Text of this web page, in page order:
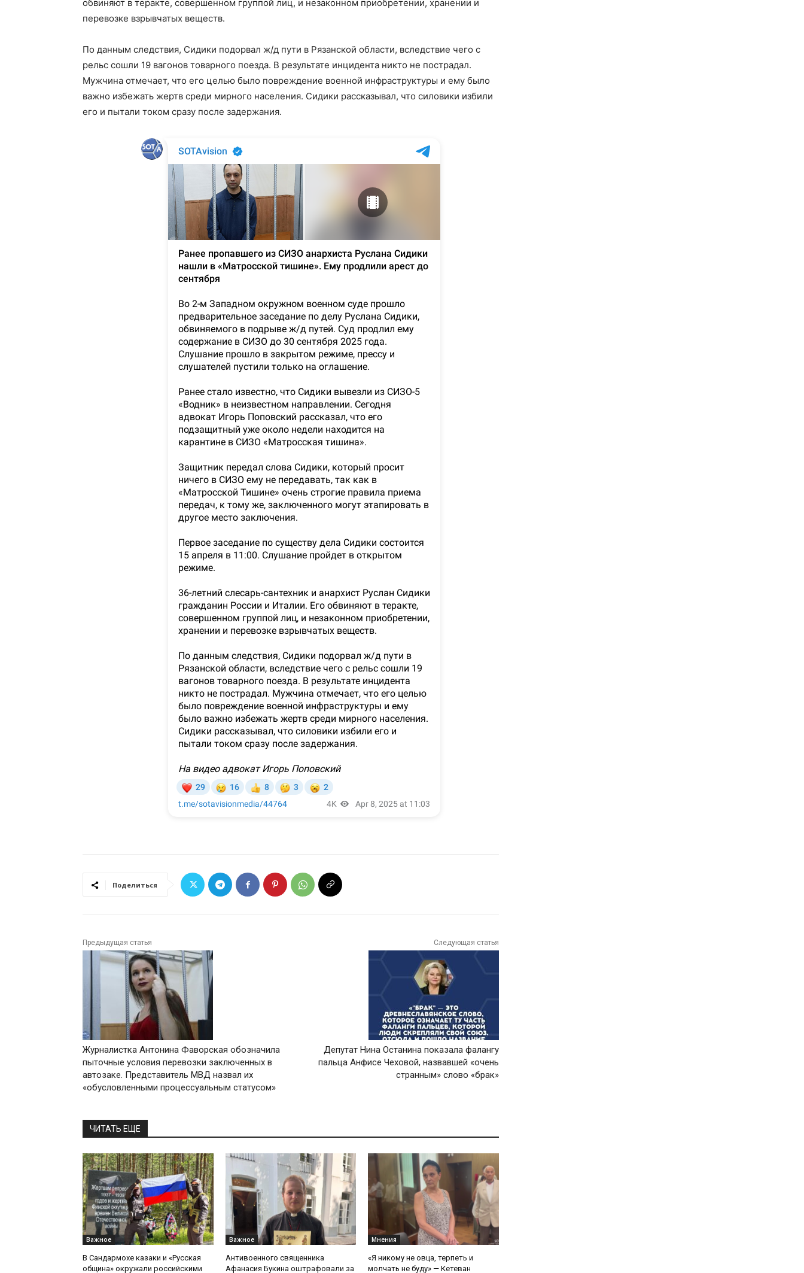
обвиняют в теракте, совершенном группой лиц, и незаконном приобретении, хранении и
перевозке взрывчатых веществ.
По данным следствия, Сидики подорвал ж/д пути в Рязанской области, вследствие чего с
рельс сошли 19 вагонов товарного поезда. В результате инцидента никто не пострадал.
Мужчина отмечает, что его целью было повреждение военной инфраструктуры и ему было
важно избежать жертв среди мирного населения. Сидики рассказывал, что силовики избили
его и пытали током сразу после задержания.
Поделиться
Предыдущая статья
Журналистка Антонина Фаворская обозначила
пыточные условия перевозки заключенных в
автозаке. Представитель МВД назвал их
«обусловленными процессуальным статусом»
Следующая статья
Депутат Нина Останина показала фалангу
пальца Анфисе Чеховой, назвавшей «очень
странным» слово «брак»
ЧИТАТЬ ЕЩЕ
Важное
В Сандармохе казаки и «Русская
община» окружали российскими
Важное
Антивоенного священника
Афанасия Букина оштрафовали за
Мнения
«Я никому не овца, терпеть и
молчать не буду» — Кетеван